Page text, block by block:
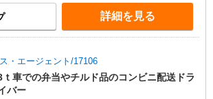
詳細を見る
・エージェント/17106
ｔ車での弁当やチルド品のコンビニ配送ドラ
バー